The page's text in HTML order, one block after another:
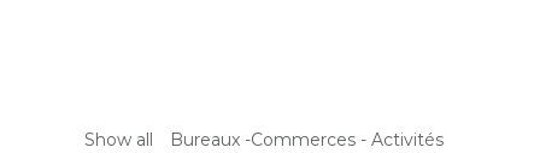
Show all
Bureaux -Commerces - Activités